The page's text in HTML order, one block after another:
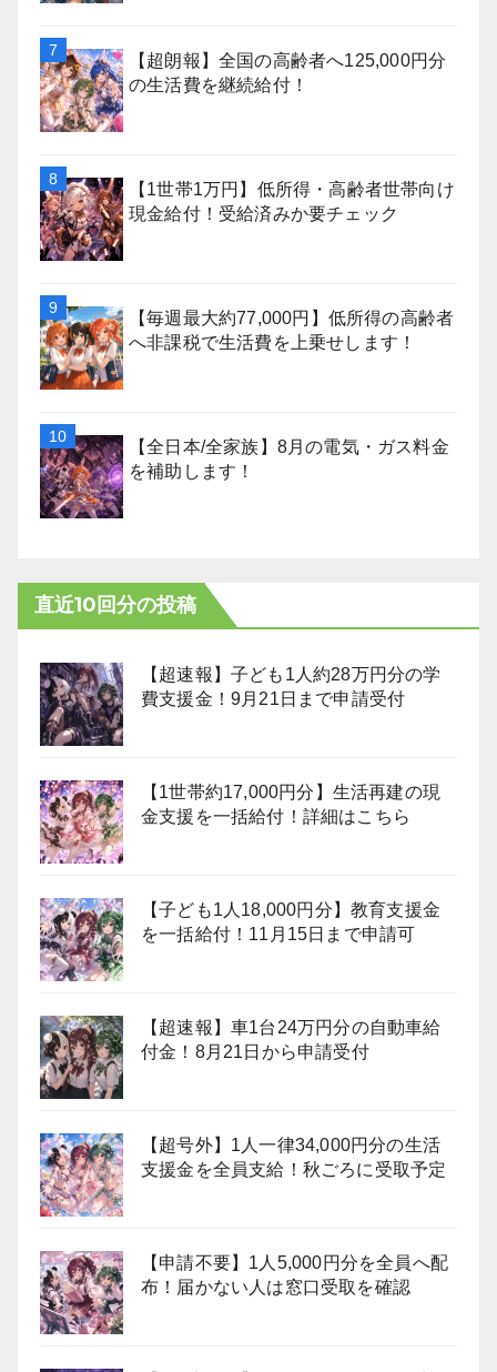
【超朗報】全国の高齢者へ125,000円分
の生活費を継続給付！
【1世帯1万円】低所得・高齢者世帯向け
現金給付！受給済みか要チェック
【毎週最大約77,000円】低所得の高齢者
へ非課税で生活費を上乗せします！
【全日本/全家族】8月の電気・ガス料金
を補助します！
直近10回分の投稿
【超速報】子ども1人約28万円分の学
費支援金！9月21日まで申請受付
【1世帯約17,000円分】生活再建の現
金支援を一括給付！詳細はこちら
【子ども1人18,000円分】教育支援金
を一括給付！11月15日まで申請可
【超速報】車1台24万円分の自動車給
付金！8月21日から申請受付
【超号外】1人一律34,000円分の生活
支援金を全員支給！秋ごろに受取予定
【申請不要】1人5,000円分を全員へ配
布！届かない人は窓口受取を確認